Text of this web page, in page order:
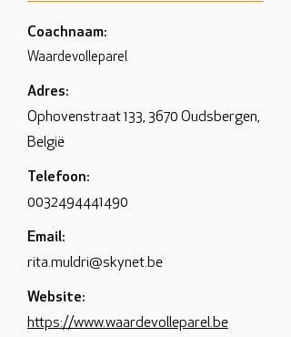
Coachnaam:
Waardevolleparel
Adres:
Ophovenstraat 133, 3670 Oudsbergen,
België
Telefoon:
0032494441490
Email:
rita.muldri@skynet.be
Website:
https://www.waardevolleparel.be